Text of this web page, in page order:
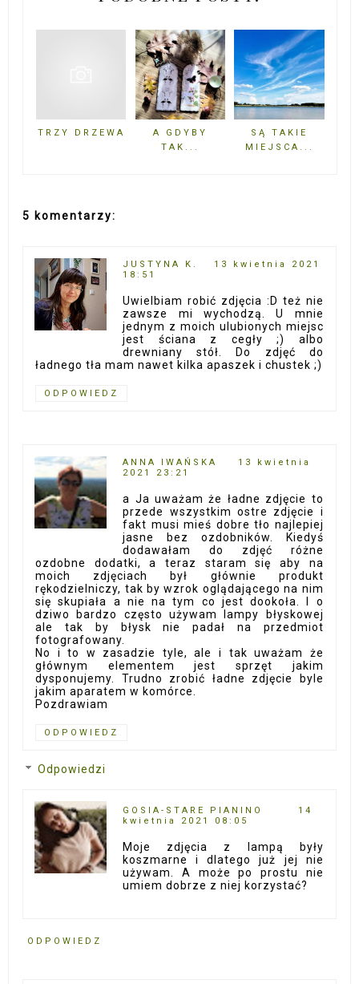
TRZY DRZEWA
A GDYBY
TAK...
SĄ TAKIE
MIEJSCA...
5 komentarzy:
JUSTYNA K.
13 kwietnia 2021
18:51
Uwielbiam robić zdjęcia :D też nie
zawsze mi wychodzą. U mnie
jednym z moich ulubionych miejsc
jest ściana z cegły ;) albo
drewniany stół. Do zdjęć do
ładnego tła mam nawet kilka apaszek i chustek ;)
ODPOWIEDZ
ANNA IWAŃSKA
13 kwietnia
2021 23:21
a Ja uważam że ładne zdjęcie to
przede wszystkim ostre zdjęcie i
fakt musi mieś dobre tło najlepiej
jasne bez ozdobników. Kiedyś
dodawałam do zdjęć różne
ozdobne dodatki, a teraz staram się aby na
moich zdjęciach był głównie produkt
rękodzielniczy, tak by wzrok oglądającego na nim
się skupiała a nie na tym co jest dookoła. I o
dziwo bardzo często używam lampy błyskowej
ale tak by błysk nie padał na przedmiot
fotografowany.
No i to w zasadzie tyle, ale i tak uważam że
głównym elementem jest sprzęt jakim
dysponujemy. Trudno zrobić ładne zdjęcie byle
jakim aparatem w komórce.
Pozdrawiam
ODPOWIEDZ
Odpowiedzi
GOSIA-STARE PIANINO
14
kwietnia 2021 08:05
Moje zdjęcia z lampą były
koszmarne i dlatego już jej nie
używam. A może po prostu nie
umiem dobrze z niej korzystać?
ODPOWIEDZ